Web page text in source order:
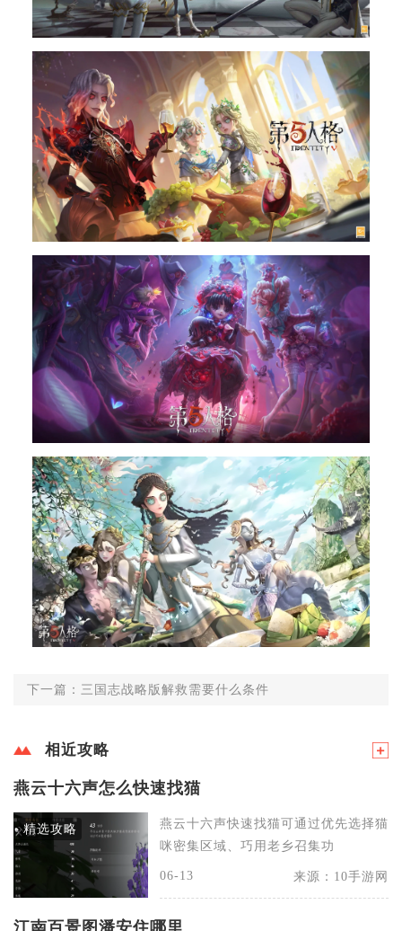
下一篇：三国志战略版解救需要什么条件
相近攻略
燕云十六声怎么快速找猫
精选攻略
燕云十六声快速找猫可通过优先选择猫
咪密集区域、巧用老乡召集功
06-13 来源：10手游网
江南百景图潘安住哪里